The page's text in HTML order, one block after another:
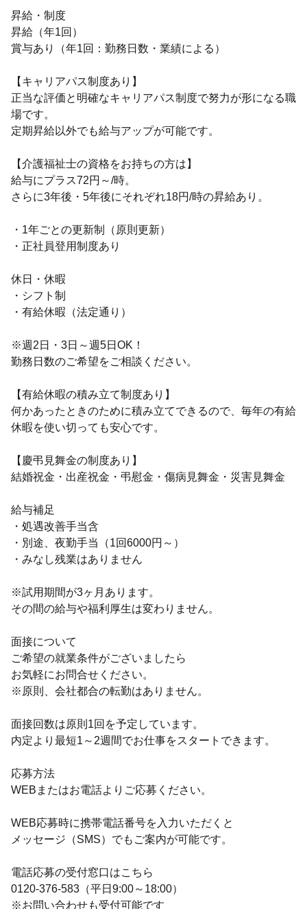
昇給・制度
昇給（年1回）
賞与あり（年1回：勤務日数・業績による）
【キャリアパス制度あり】
正当な評価と明確なキャリアパス制度で努力が形になる職
場です。
定期昇給以外でも給与アップが可能です。
【介護福祉士の資格をお持ちの方は】
給与にプラス72円～/時。
さらに3年後・5年後にそれぞれ18円/時の昇給あり。
・1年ごとの更新制（原則更新）
・正社員登用制度あり
休日・休暇
・シフト制
・有給休暇（法定通り）
※週2日・3日～週5日OK！
勤務日数のご希望をご相談ください。
【有給休暇の積み立て制度あり】
何かあったときのために積み立てできるので、毎年の有給
休暇を使い切っても安心です。
【慶弔見舞金の制度あり】
結婚祝金・出産祝金・弔慰金・傷病見舞金・災害見舞金
給与補足
・処遇改善手当含
・別途、夜勤手当（1回6000円～）
・みなし残業はありません
※試用期間が3ヶ月あります。
その間の給与や福利厚生は変わりません。
面接について
ご希望の就業条件がございましたら
お気軽にお問合せください。
※原則、会社都合の転勤はありません。
面接回数は原則1回を予定しています。
内定より最短1～2週間でお仕事をスタートできます。
応募方法
WEBまたはお電話よりご応募ください。
WEB応募時に携帯電話番号を入力いただくと
メッセージ（SMS）でもご案内が可能です。
電話応募の受付窓口はこちら
0120-376-583（平日9:00～18:00）
※お問い合わせも受付可能です